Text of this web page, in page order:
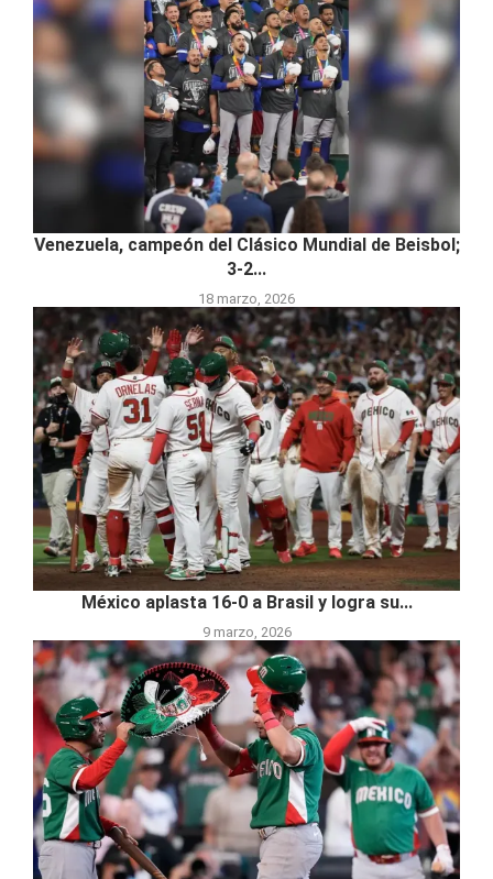
Venezuela, campeón del Clásico Mundial de Beisbol;
3-2...
18 marzo, 2026
México aplasta 16-0 a Brasil y logra su...
9 marzo, 2026